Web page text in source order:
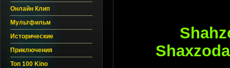
Онлайн Клип
Мультфильм
Исторические
Приключения
Топ 100 Kino